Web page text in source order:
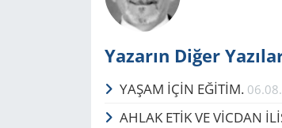
Yazarın Diğer
YAŞAM İÇİN EĞİTİM.
AHLAK ETİK VE VİCDAN